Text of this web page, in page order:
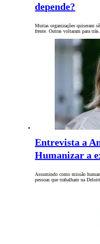
depende?
Muitas organizações quiseram
frente. Outras voltaram para
Entrevista a
Humanizar a
Assumindo como missão
pessoas que trabalham na